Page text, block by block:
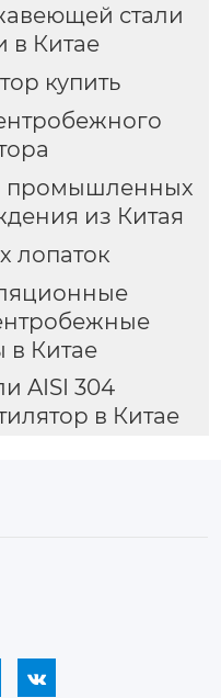
стали
в Китае
купить
промышленных
из Китая
лопаток
в Китае
AISI 304
в Китае
